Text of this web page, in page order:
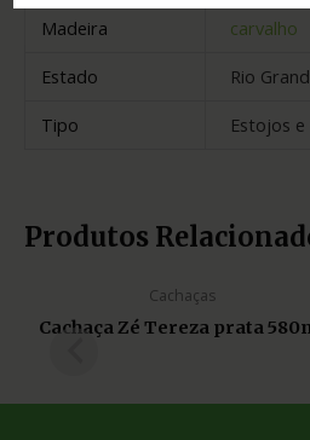
Madeira
carvalho
Estado
Rio
Tipo
Estojos e
Produtos
Cachaças
Cachaça Zé Tereza prata